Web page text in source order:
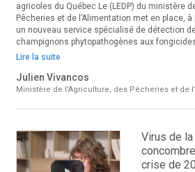
agricoles du Québec Le (LEDP) du ministère
Pêcheries et de l’Alimentation met en place,
un nouveau service spécialisé de détection
champignons phytopathogènes aux
Lire la suite
Julien Vivancos
Ministère de l'Agriculture, des Pêcheries et de
Virus de
crise de